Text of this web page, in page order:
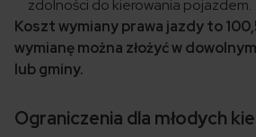
zdolności do kierowania pojazdem.
Koszt wymiany prawa jazdy to
wymianę można złożyć w
lub gminy.
Ograniczenia dla młodych